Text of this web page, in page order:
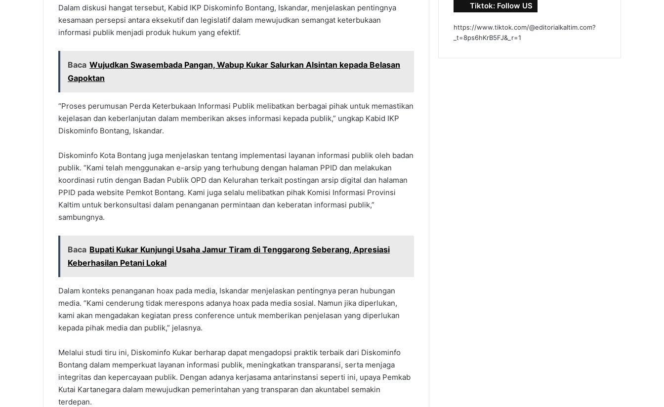
Dalam diskusi hangat tersebut, Kabid IKP Diskominfo Bontang, Iskandar, menjelaskan pentingnya
kesamaan persepsi antara eksekutif dan legislatif dalam mewujudkan semangat keterbukaan
informasi publik menjadi produk hukum yang efektif.
Baca Wujudkan Swasembada Pangan, Wabup Kukar Salurkan Alsintan kepada Belasan
Gapoktan
“Proses perumusan Perda Keterbukaan Informasi Publik melibatkan berbagai pihak untuk memastikan
kejelasan dan keberlanjutan dalam memberikan akses informasi kepada publik,” ungkap Kabid IKP
Diskominfo Bontang, Iskandar.
Diskominfo Kota Bontang juga menjelaskan tentang implementasi layanan informasi publik oleh badan
publik. “Kami telah menggunakan e-arsip yang terhubung dengan halaman PPID dan melakukan
koordinasi rutin dengan Badan Publik OPD dan Kelurahan terkait postingan arsip digital dan halaman
PPID pada website Pemkot Bontang. Kami juga selalu melibatkan pihak Komisi Informasi Provinsi
Kaltim untuk berkonsultasi dalam penanganan permintaan dan keberatan informasi publik,”
sambungnya.
Baca Bupati Kukar Kunjungi Usaha Jamur Tiram di Tenggarong Seberang, Apresiasi
Keberhasilan Petani Lokal
Dalam konteks penanganan hoax pada media, Iskandar menjelaskan pentingnya peran hubungan
media. “Kami cenderung tidak merespons adanya hoax pada media sosial. Namun jika diperlukan,
kami akan mengadakan kegiatan press conference untuk memberikan penjelasan yang diperlukan
kepada pihak media dan publik,” jelasnya.
Melalui studi tiru ini, Diskominfo Kukar berharap dapat mengadopsi praktik terbaik dari Diskominfo
Bontang dalam memperkuat layanan informasi publik, meningkatkan transparansi, serta menjaga
integritas dan kepercayaan publik. Dengan adanya kerjasama antarinstansi seperti ini, upaya Pemkab
Kutai Kartanegara dalam mewujudkan pemerintahan yang transparan dan akuntabel semakin
terdepan.
Tiktok: Follow US
https://www.tiktok.com/@editorialkaltim.com?
_t=8ps6hKrB5FJ&_r=1